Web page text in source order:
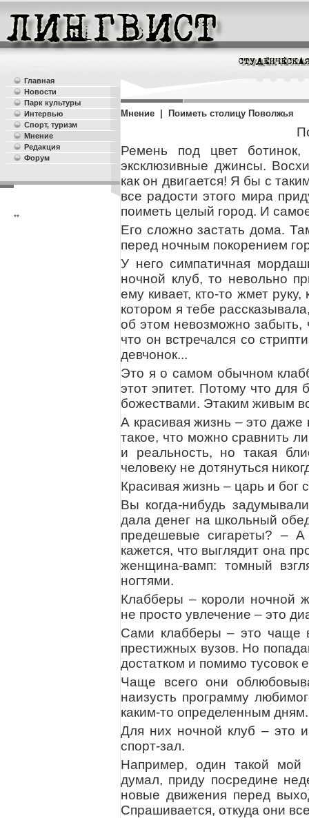
Главная
Новости
Парк культуры
Интервью
Спорт, туризм
Мнение
Редакция
Форум
**
Мнение | Поиметь столицу Поволжья
Ремень под цвет ботинок,
эксклюзивные джинсы.
как он двигается! Я бы с
все радости этого мира
поиметь целый город. И
Его сложно застать дома.
перед ночным покорением
У него симпатичная
ночной клуб, то невольно
ему кивает, кто-то жмет
котором я тебе
об этом невозможно забыть,
что он встречался со
девчонок...
Это я о самом обычном
этот эпитет. Потому что
божествами. Этаким живым
А красивая жизнь – это
такое, что можно сравнить
и реальность, но такая
человеку не дотянуться
Красивая жизнь – царь и
Вы когда-нибудь
дала денег на школьный
предешевые сигареты? –
кажется, что выглядит она
женщина-вамп: томный
ногтями.
Клабберы – короли ночной
не просто увлечение – это
Сами клабберы – это чаще
престижных вузов. Но
достатком и помимо тусовок
Чаще всего они
наизусть программу
каким-то определенным дням.
Для них ночной клуб – это
спорт-зал.
Например, один такой мой
думал, приду посредине
новые движения перед
Спрашивается, откуда они